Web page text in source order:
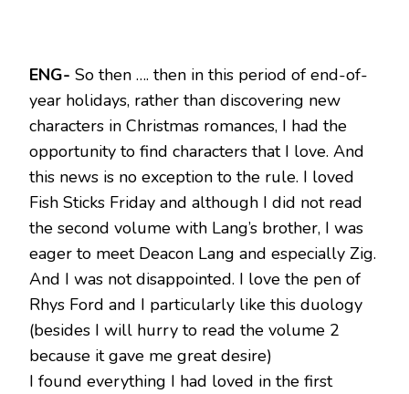
ENG- So then …. then in this period of end-of-
year holidays, rather than discovering new
characters in Christmas romances, I had the
opportunity to find characters that I love. And
this news is no exception to the rule. I loved
Fish Sticks Friday and although I did not read
the second volume with Lang’s brother, I was
eager to meet Deacon Lang and especially Zig.
And I was not disappointed. I love the pen of
Rhys Ford and I particularly like this duology
(besides I will hurry to read the volume 2
because it gave me great desire)
I found everything I had loved in the first